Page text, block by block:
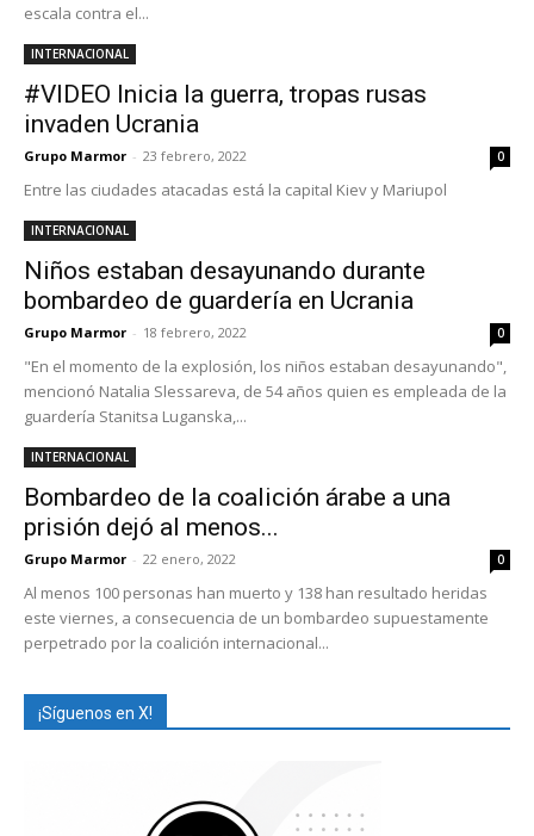
escala contra el...
INTERNACIONAL
#VIDEO Inicia la guerra, tropas rusas
invaden Ucrania
Grupo Marmor - 23 febrero, 2022 0
Entre las ciudades atacadas está la capital Kiev y Mariupol
INTERNACIONAL
Niños estaban desayunando durante
bombardeo de guardería en Ucrania
Grupo Marmor - 18 febrero, 2022 0
"En el momento de la explosión, los niños estaban desayunando",
mencionó Natalia Slessareva, de 54 años quien es empleada de la
guardería Stanitsa Luganska,...
INTERNACIONAL
Bombardeo de la coalición árabe a una
prisión dejó al menos...
Grupo Marmor - 22 enero, 2022 0
Al menos 100 personas han muerto y 138 han resultado heridas
este viernes, a consecuencia de un bombardeo supuestamente
perpetrado por la coalición internacional...
¡Síguenos en X!